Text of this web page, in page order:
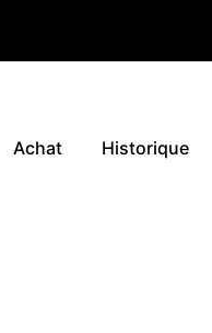
Achat Historique